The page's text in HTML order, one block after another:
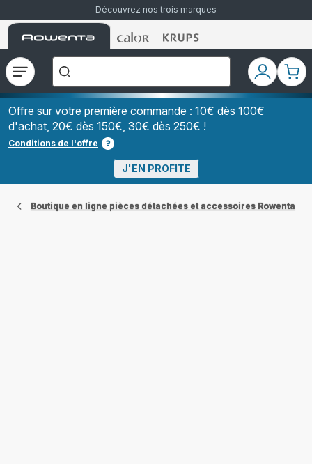
Découvrez nos trois marques
Accueil
Rowenta
Accueil
Rowenta
Accueil
Rowenta
Ouvrir
le
menu
recherchez-
vous
?","Aspirateurs
à
Grains","Centrales
Vapeurs","Sèche
Cheveux"]
Mon
compte
Mon
Offre sur votre première commande : 10€ dès 100€
d'achat, 20€ dès 150€, 30€ dès 250€ !
Conditions de l'offre
J'EN PROFITE
Boutique en ligne pièces détachées et accessoires Rowenta